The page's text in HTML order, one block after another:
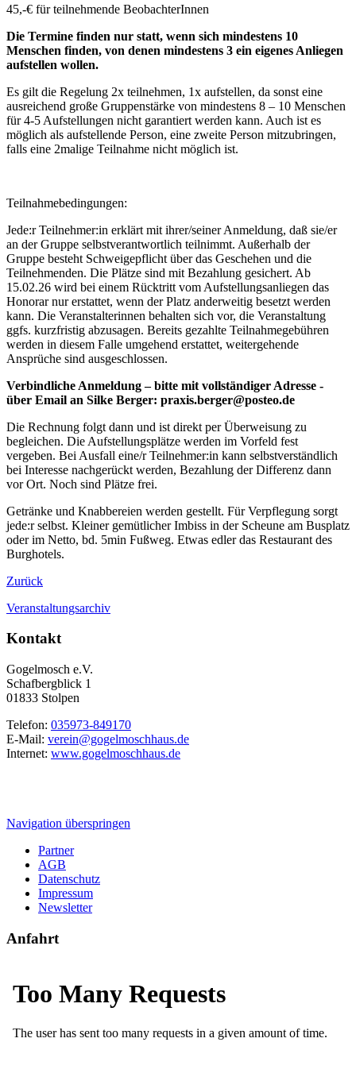
45,-€ für teilnehmende BeobachterInnen
Die Termine finden nur statt, wenn sich mindestens 10
Menschen finden, von denen mindestens 3 ein eigenes Anliegen
aufstellen wollen.
Es gilt die Regelung 2x teilnehmen, 1x aufstellen, da sonst eine
ausreichend große Gruppenstärke von mindestens 8 – 10 Menschen
für 4-5 Aufstellungen nicht garantiert werden kann. Auch ist es
möglich als aufstellende Person, eine zweite Person mitzubringen,
falls eine 2malige Teilnahme nicht möglich ist.
Teilnahmebedingungen:
Jede:r Teilnehmer:in erklärt mit ihrer/seiner Anmeldung, daß sie/er
an der Gruppe selbstverantwortlich teilnimmt. Außerhalb der
Gruppe besteht Schweigepflicht über das Geschehen und die
Teilnehmenden. Die Plätze sind mit Bezahlung gesichert. Ab
15.02.26 wird bei einem Rücktritt vom Aufstellungsanliegen das
Honorar nur erstattet, wenn der Platz anderweitig besetzt werden
kann. Die Veranstalterinnen behalten sich vor, die Veranstaltung
ggfs. kurzfristig abzusagen. Bereits gezahlte Teilnahmegebühren
werden in diesem Falle umgehend erstattet, weitergehende
Ansprüche sind ausgeschlossen.
Verbindliche Anmeldung – bitte mit vollständiger Adresse -
über Email an Silke Berger: praxis.berger@posteo.de
Die Rechnung folgt dann und ist direkt per Überweisung zu
begleichen. Die Aufstellungsplätze werden im Vorfeld fest
vergeben. Bei Ausfall eine/r Teilnehmer:in kann selbstverständlich
bei Interesse nachgerückt werden, Bezahlung der Differenz dann
vor Ort. Noch sind Plätze frei.
Getränke und Knabbereien werden gestellt. Für Verpflegung sorgt
jede:r selbst. Kleiner gemütlicher Imbiss in der Scheune am Busplatz
oder im Netto, bd. 5min Fußweg. Etwas edler das Restaurant des
Burghotels.
Zurück
Veranstaltungsarchiv
Kontakt
Gogelmosch e.V.
Schafbergblick 1
01833 Stolpen
Telefon: 035973-849170
E-Mail: verein@gogelmoschhaus.de
Internet: www.gogelmoschhaus.de
Navigation überspringen
Partner
AGB
Datenschutz
Impressum
Newsletter
Anfahrt